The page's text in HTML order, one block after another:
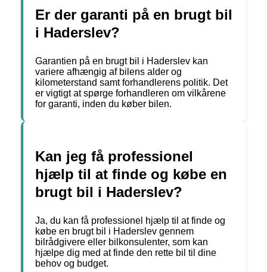
Er der garanti på en brugt bil
i Haderslev?
Garantien på en brugt bil i Haderslev kan
variere afhængig af bilens alder og
kilometerstand samt forhandlerens politik. Det
er vigtigt at spørge forhandleren om vilkårene
for garanti, inden du køber bilen.
Kan jeg få professionel
hjælp til at finde og købe en
brugt bil i Haderslev?
Ja, du kan få professionel hjælp til at finde og
købe en brugt bil i Haderslev gennem
bilrådgivere eller bilkonsulenter, som kan
hjælpe dig med at finde den rette bil til dine
behov og budget.